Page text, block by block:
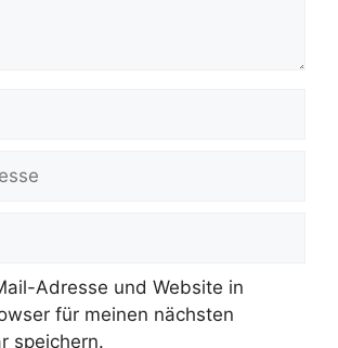
Adresse und Website in
für meinen nächsten
speichern.